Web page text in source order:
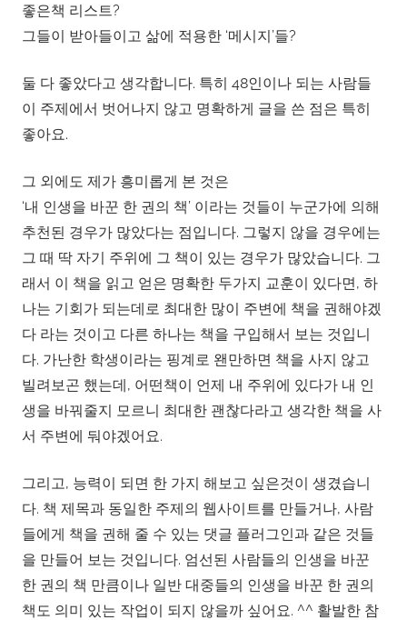
좋은책 리스트?
그들이 받아들이고 삶에 적용한 ‘메시지’들?
둘 다 좋았다고 생각합니다. 특히 48인이나 되는 사람들
이 주제에서 벗어나지 않고 명확하게 글을 쓴 점은 특히
좋아요.
그 외에도 제가 흥미롭게 본 것은
‘내 인생을 바꾼 한 권의 책’ 이라는 것들이 누군가에 의해
추천된 경우가 많았다는 점입니다. 그렇지 않을 경우에는
그 때 딱 자기 주위에 그 책이 있는 경우가 많았습니다. 그
래서 이 책을 읽고 얻은 명확한 두가지 교훈이 있다면, 하
나는 기회가 되는데로 최대한 많이 주변에 책을 권해야겠
다 라는 것이고 다른 하나는 책을 구입해서 보는 것입니
다. 가난한 학생이라는 핑계로 왠만하면 책을 사지 않고
빌려보곤 했는데, 어떤책이 언제 내 주위에 있다가 내 인
생을 바꿔줄지 모르니 최대한 괜찮다라고 생각한 책을 사
서 주변에 둬야겠어요.
그리고, 능력이 되면 한 가지 해보고 싶은것이 생겼습니
다. 책 제목과 동일한 주제의 웹사이트를 만들거나, 사람
들에게 책을 권해 줄 수 있는 댓글 플러그인과 같은 것들
을 만들어 보는 것입니다. 엄선된 사람들의 인생을 바꾼
한 권의 책 만큼이나 일반 대중들의 인생을 바꾼 한 권의
책도 의미 있는 작업이 되지 않을까 싶어요. ^^ 활발한 참